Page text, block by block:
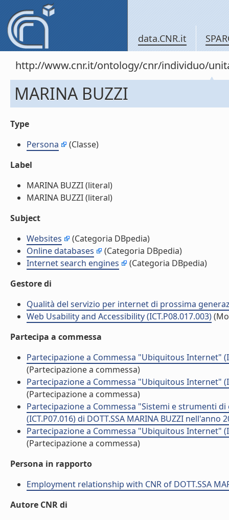
data.CNR.it
http://www.cnr.it/ontology/cnr/individuo/
MARINA BUZZI
Type
Persona
(Classe)
Label
MARINA BUZZI (literal)
MARINA BUZZI (literal)
Subject
Websites
(Categoria DBpedia)
Online databases
(Categoria DBpedia)
Internet search engines
(Categoria DBpedia)
Gestore di
Qualità del servizio per internet di prossima
Web Usability and Accessibility (ICT.P08.017.003)
Partecipa a commessa
Partecipazione a Commessa "Ubiquitous Internet"
(Partecipazione a commessa)
Partecipazione a Commessa "Ubiquitous Internet"
(Partecipazione a commessa)
Partecipazione a Commessa "Sistemi e strumenti
(ICT.P07.016) di DOTT.SSA MARINA BUZZI nell'anno
Partecipazione a Commessa "Ubiquitous Internet"
(Partecipazione a commessa)
Persona in rapporto
Employment relationship with CNR of DOTT.SSA
Autore CNR di